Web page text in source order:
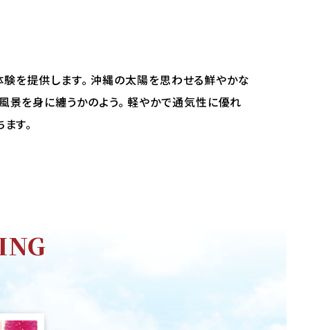
を提供します。 沖縄の太陽を思わせる鮮やかな
景を身に纏うかのよう。 軽やかで通気性に優れ
す。